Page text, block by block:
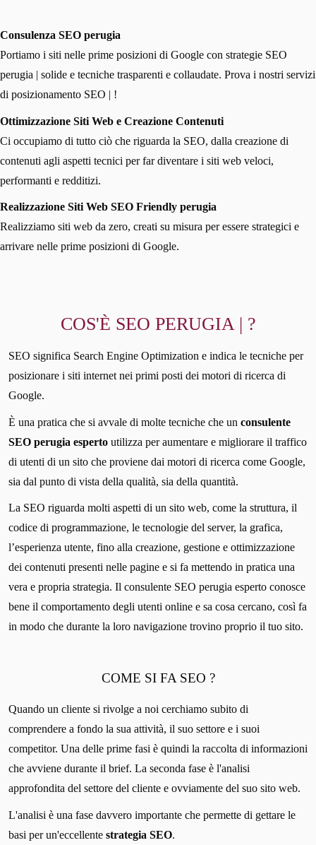
Consulenza SEO perugia
Portiamo i siti nelle prime posizioni di Google con strategie SEO
perugia | solide e tecniche trasparenti e collaudate. Prova i nostri servizi
di posizionamento SEO | !
Ottimizzazione Siti Web e Creazione Contenuti
Ci occupiamo di tutto ciò che riguarda la SEO, dalla creazione di
contenuti agli aspetti tecnici per far diventare i siti web veloci,
performanti e redditizi.
Realizzazione Siti Web SEO Friendly perugia
Realizziamo siti web da zero, creati su misura per essere strategici e
arrivare nelle prime posizioni di Google.
COS'È SEO PERUGIA | ?
SEO significa Search Engine Optimization e indica le tecniche per
posizionare i siti internet nei primi posti dei motori di ricerca di
Google.
È una pratica che si avvale di molte tecniche che un consulente
SEO perugia esperto utilizza per aumentare e migliorare il traffico
di utenti di un sito che proviene dai motori di ricerca come Google,
sia dal punto di vista della qualità, sia della quantità.
La SEO riguarda molti aspetti di un sito web, come la struttura, il
codice di programmazione, le tecnologie del server, la grafica,
l’esperienza utente, fino alla creazione, gestione e ottimizzazione
dei contenuti presenti nelle pagine e si fa mettendo in pratica una
vera e propria strategia. Il consulente SEO perugia esperto conosce
bene il comportamento degli utenti online e sa cosa cercano, così fa
in modo che durante la loro navigazione trovino proprio il tuo sito.
COME SI FA SEO ?
Quando un cliente si rivolge a noi cerchiamo subito di
comprendere a fondo la sua attività, il suo settore e i suoi
competitor. Una delle prime fasi è quindi la raccolta di informazioni
che avviene durante il brief. La seconda fase è l'analisi
approfondita del settore del cliente e ovviamente del suo sito web.
L'analisi è una fase davvero importante che permette di gettare le
basi per un'eccellente strategia SEO.